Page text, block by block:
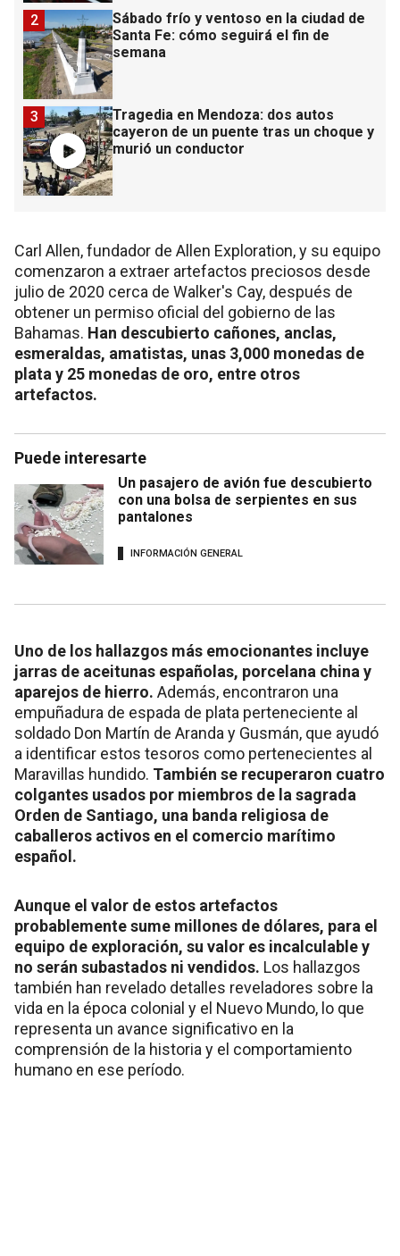
Sábado frío y ventoso en la ciudad de
Santa Fe: cómo seguirá el fin de
semana
2
Tragedia en Mendoza: dos autos
cayeron de un puente tras un choque y
murió un conductor
3
Carl Allen, fundador de Allen Exploration, y su equipo
comenzaron a extraer artefactos preciosos desde
julio de 2020 cerca de Walker's Cay, después de
obtener un permiso oficial del gobierno de las
Bahamas. Han descubierto cañones, anclas,
esmeraldas, amatistas, unas 3,000 monedas de
plata y 25 monedas de oro, entre otros
artefactos.
Puede interesarte
Un pasajero de avión fue descubierto
con una bolsa de serpientes en sus
pantalones
INFORMACIÓN GENERAL
Uno de los hallazgos más emocionantes incluye
jarras de aceitunas españolas, porcelana china y
aparejos de hierro. Además, encontraron una
empuñadura de espada de plata perteneciente al
soldado Don Martín de Aranda y Gusmán, que ayudó
a identificar estos tesoros como pertenecientes al
Maravillas hundido. También se recuperaron cuatro
colgantes usados por miembros de la sagrada
Orden de Santiago, una banda religiosa de
caballeros activos en el comercio marítimo
español.
Aunque el valor de estos artefactos
probablemente sume millones de dólares, para el
equipo de exploración, su valor es incalculable y
no serán subastados ni vendidos. Los hallazgos
también han revelado detalles reveladores sobre la
vida en la época colonial y el Nuevo Mundo, lo que
representa un avance significativo en la
comprensión de la historia y el comportamiento
humano en ese período.